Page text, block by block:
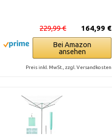
164,99 €
229,99 €
Bei Amazon
ansehen
Preis inkl. MwSt., zzgl. Versandkosten